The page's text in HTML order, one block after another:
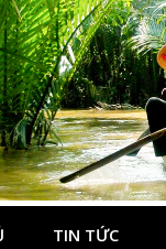
TIN TỨC